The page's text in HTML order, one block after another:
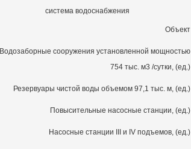
система водоснабжения
Объект
Водозаборные сооружения установленной мощностью
754 тыс. м3 /сутки, (ед.)
Резервуары чистой воды объемом 97,1 тыс. м, (ед.)
Повысительные насосные станции, (ед.)
Насосные станции III и IV подъемов, (ед.)